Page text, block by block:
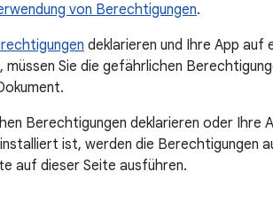
von Berechtigungen.
deklarieren und Ihre App auf
Sie die gefährlichen
Berechtigungen deklarieren oder Ihre
ist, werden die Berechtigungen
auf dieser Seite ausführen.